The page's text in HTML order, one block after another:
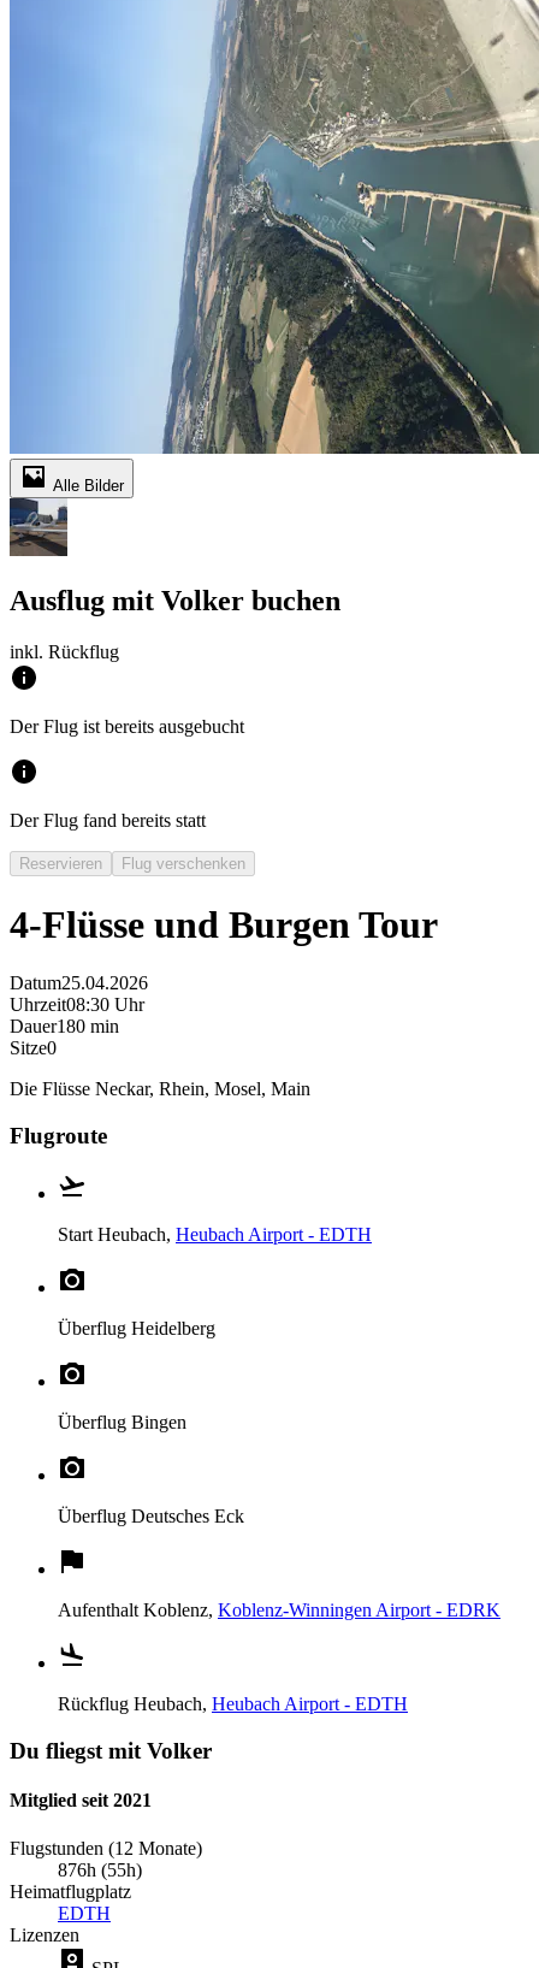
Alle Bilder
Ausflug mit Volker buchen
inkl. Rückflug
Der Flug ist bereits ausgebucht
Der Flug fand bereits statt
Reservieren Flug verschenken
4-Flüsse und Burgen Tour
Datum25.04.2026
Uhrzeit08:30 Uhr
Dauer180 min
Sitze0
Die Flüsse Neckar, Rhein, Mosel, Main
Flugroute
Start Heubach, Heubach Airport - EDTH
Überflug Heidelberg
Überflug Bingen
Überflug Deutsches Eck
Aufenthalt Koblenz, Koblenz-Winningen Airport - EDRK
Rückflug Heubach, Heubach Airport - EDTH
Du fliegst mit Volker
Mitglied seit 2021
Flugstunden (12 Monate)
876h (55h)
Heimatflugplatz
EDTH
Lizenzen